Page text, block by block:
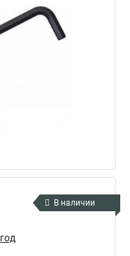
В наличии